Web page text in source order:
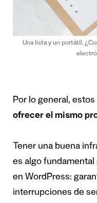
Una lista y un portátil.
Por lo general, estos
ofrecer el mismo
Tener una buena
es algo
en WordPress:
interrupciones de